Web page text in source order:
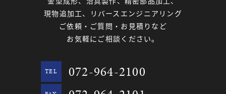
現物追加工、リバースエンジニアリング
ご依頼・ご質問・お見積りなど
お気軽にご相談ください。
TEL 072-964-2100